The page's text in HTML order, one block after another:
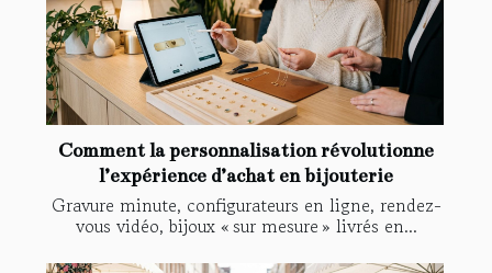
Comment la personnalisation révolutionne
l’expérience d’achat en bijouterie
Gravure minute, configurateurs en ligne, rendez-
vous vidéo, bijoux « sur mesure » livrés en...